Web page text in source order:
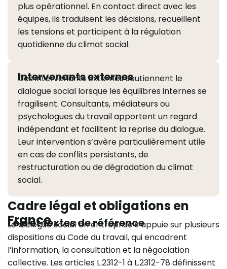
plus opérationnel. En contact direct avec les
équipes, ils traduisent les décisions, recueillent
les tensions et participent à la régulation
quotidienne du climat social.
Intervenants externes
Des intervenants externes soutiennent le
dialogue social lorsque les équilibres internes se
fragilisent. Consultants, médiateurs ou
psychologues du travail apportent un regard
indépendant et facilitent la reprise du dialogue.
Leur intervention s’avère particulièrement utile
en cas de conflits persistants, de
restructuration ou de dégradation du climat
social.
Cadre légal et obligations en
France
Lois et textes de référence
Le dialogue social en entreprise s’appuie sur plusieurs
dispositions du Code du travail, qui encadrent
l’information, la consultation et la négociation
collective. Les articles L.2312-1 à L.2312-78 définissent